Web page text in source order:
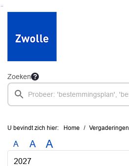
Ga naar de inhoud van deze pagina
Ga naar het zoeken
Ga naar het menu
Zoeken
U bevindt zich hier: Home Vergaderingen
A A A
2027